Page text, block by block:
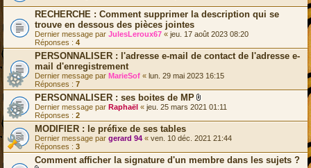
RECHERCHE : Comment supprimer la description qui se
trouve en dessous des pièces jointes
Dernier message par JulesLeroux67 « jeu. 17 août 2023 08:20
Réponses : 4
PERSONNALISER : l'adresse e-mail de contact de l'adresse e-
mail d'enregistrement
Dernier message par MarieSof « lun. 29 mai 2023 16:15
Réponses : 7
PERSONNALISER : ses boites de MP
F
c
i
r
(
Dernier message par Raphaël « jeu. 25 mars 2021 01:11
Réponses : 2
MODIFIER : le préfixe de ses tables
Dernier message par gerard 94 « ven. 10 déc. 2021 21:44
Réponses : 3
Comment afficher la signature d'un membre dans les sujets ?